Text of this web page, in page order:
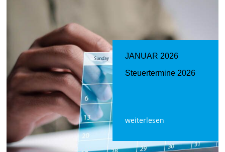
JANUAR 2026
Steuertermine 2026
weiterlesen